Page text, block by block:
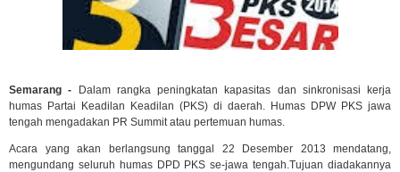
Semarang -
Dalam rangka peningkatan kapasitas dan sinkronisasi kerja
humas Partai Keadilan Keadilan (PKS) di daerah. Humas DPW PKS jawa
tengah mengadakan PR Summit atau pertemuan humas.
Acara yang akan berlangsung tanggal 22 Desember 2013 mendatang,
mengundang seluruh humas DPD PKS se-jawa tengah.Tujuan diadakannya